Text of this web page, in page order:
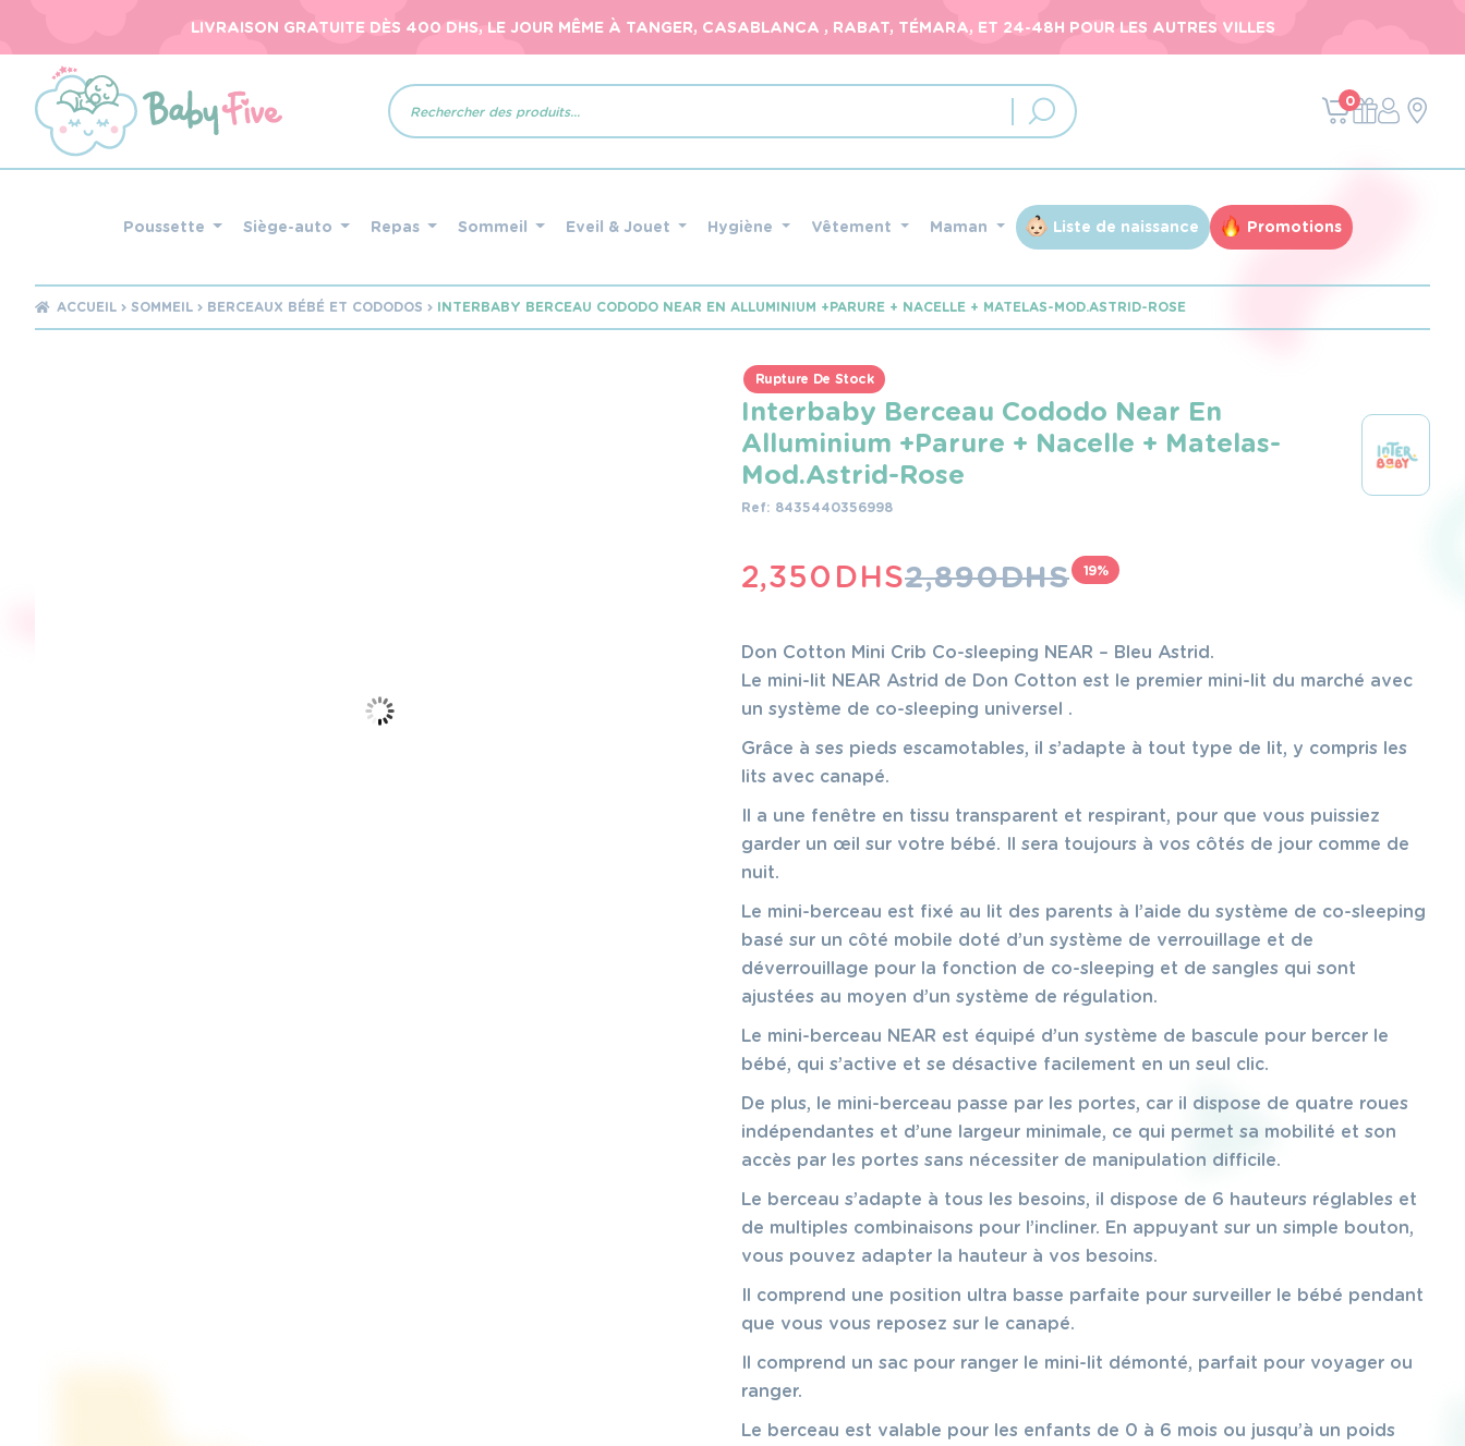
LIVRAISON GRATUITE DÈS 400 DHS, LE JOUR MÊME À TANGER, CASABLANCA , RABAT, TÉMARA, ET 24-48H POUR LES AUTRES VILLES
Recherche
de
produits
0
Poussette Siège-auto Repas Sommeil Eveil & Jouet Hygiène Vêtement Maman Liste de naissance Promotions
ACCUEIL SOMMEIL BERCEAUX BÉBÉ ET CODODOS INTERBABY BERCEAU CODODO NEAR EN ALLUMINIUM +PARURE + NACELLE + MATELAS-MOD.ASTRID-ROSE
Rupture De Stock
Interbaby Berceau Cododo Near En
Alluminium +Parure + Nacelle + Matelas-
Mod.Astrid-Rose
Ref: 8435440356998
2,890DHS
LE
INITIAL
ÉTAIT :
2,890 DHS.
2,350 DHS
LE
ACTUEL
EST :
2,350 DHS.
19%
Don Cotton Mini Crib Co-sleeping NEAR – Bleu Astrid.
Le mini-lit NEAR Astrid de Don Cotton est le premier mini-lit du marché avec
un système de co-sleeping universel .
Grâce à ses pieds escamotables, il s’adapte à tout type de lit, y compris les
lits avec canapé.
Il a une fenêtre en tissu transparent et respirant, pour que vous puissiez
garder un œil sur votre bébé. Il sera toujours à vos côtés de jour comme de
nuit.
Le mini-berceau est fixé au lit des parents à l’aide du système de co-sleeping
basé sur un côté mobile doté d’un système de verrouillage et de
déverrouillage pour la fonction de co-sleeping et de sangles qui sont
ajustées au moyen d’un système de régulation.
Le mini-berceau NEAR est équipé d’un système de bascule pour bercer le
bébé, qui s’active et se désactive facilement en un seul clic.
De plus, le mini-berceau passe par les portes, car il dispose de quatre roues
indépendantes et d’une largeur minimale, ce qui permet sa mobilité et son
accès par les portes sans nécessiter de manipulation difficile.
Le berceau s’adapte à tous les besoins, il dispose de 6 hauteurs réglables et
de multiples combinaisons pour l’incliner. En appuyant sur un simple bouton,
vous pouvez adapter la hauteur à vos besoins.
Il comprend une position ultra basse parfaite pour surveiller le bébé pendant
que vous vous reposez sur le canapé.
Il comprend un sac pour ranger le mini-lit démonté, parfait pour voyager ou
ranger.
Le berceau est valable pour les enfants de 0 à 6 mois ou jusqu’à un poids